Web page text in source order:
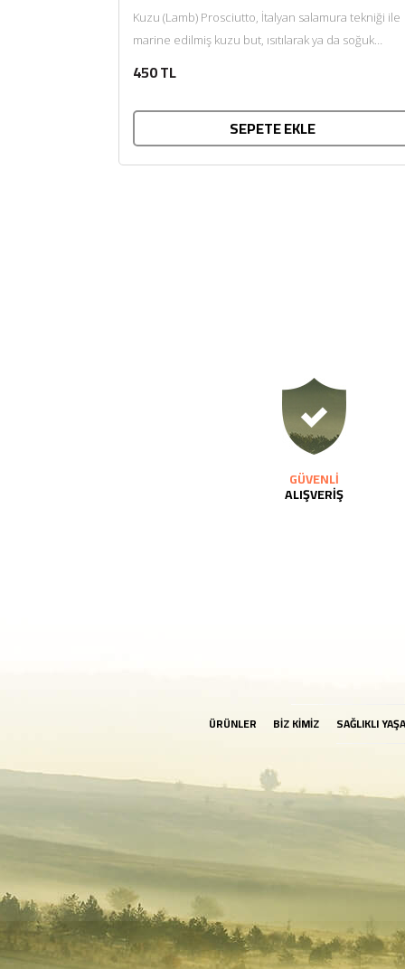
Kuzu (Lamb) Prosciutto, İtalyan salamura tekniği ile
marine edilmiş kuzu but, ısıtılarak ya da soğuk
450 TL
SEPETE EKLE
GÜVENLİ
ALIŞVERİŞ
ÜRÜNLER BİZ KİMİZ SAĞLIKLI